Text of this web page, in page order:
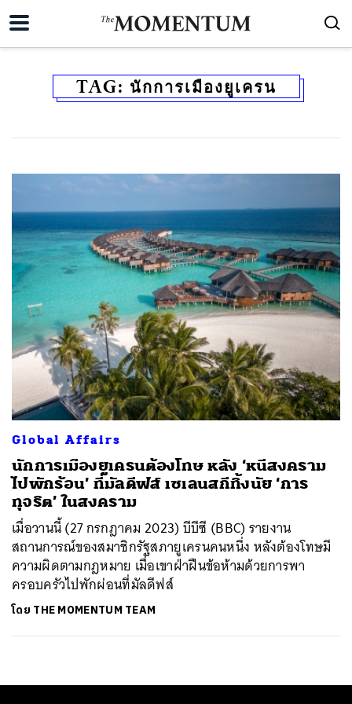
TAG: นักการเมืองยูเครน
Global Affairs
นักการเมืองยูเครนต้องโทษ หลัง ‘หนีสงคราม
ไปพักร้อน’ ที่มัลดีฟส์ เซเลนสกีทิ้งนัย ‘การ
ทุจริต’ ในสงคราม
เมื่อวานนี้ (27 กรกฎาคม 2023) บีบีซี (BBC) รายงาน
สถานการณ์ของสมาชิกรัฐสภายูเครนคนหนึ่ง หลังต้องโทษมี
ความผิดตามกฎหมาย เมื่อเขาฝ่าฝืนข้อห้ามด้วยการพา
ครอบครัวไปพักผ่อนที่มัลดีฟส์
โดย THE MOMENTUM TEAM
SHARE TWEET LINE EMAIL